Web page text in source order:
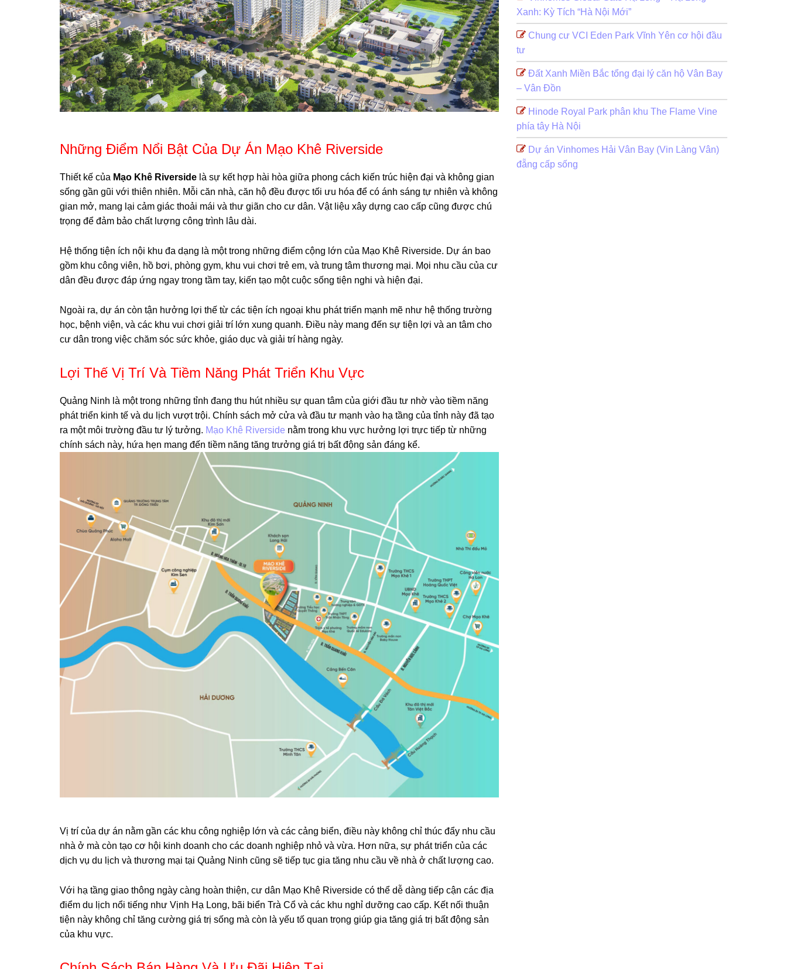
Những Điểm Nổi Bật Của Dự Án Mạo Khê Riverside
Thiết kế của Mạo Khê Riverside là sự kết hợp hài hòa giữa phong cách kiến trúc hiện đại và không gian
sống gần gũi với thiên nhiên. Mỗi căn nhà, căn hộ đều được tối ưu hóa để có ánh sáng tự nhiên và không
gian mở, mang lại cảm giác thoải mái và thư giãn cho cư dân. Vật liệu xây dựng cao cấp cũng được chú
trọng để đảm bảo chất lượng công trình lâu dài.
Hệ thống tiện ích nội khu đa dạng là một trong những điểm cộng lớn của Mạo Khê Riverside. Dự án bao
gồm khu công viên, hồ bơi, phòng gym, khu vui chơi trẻ em, và trung tâm thương mại. Mọi nhu cầu của cư
dân đều được đáp ứng ngay trong tầm tay, kiến tạo một cuộc sống tiện nghi và hiện đại.
Ngoài ra, dự án còn tận hưởng lợi thế từ các tiện ích ngoại khu phát triển mạnh mẽ như hệ thống trường
học, bệnh viện, và các khu vui chơi giải trí lớn xung quanh. Điều này mang đến sự tiện lợi và an tâm cho
cư dân trong việc chăm sóc sức khỏe, giáo dục và giải trí hàng ngày.
Lợi Thế Vị Trí Và Tiềm Năng Phát Triển Khu Vực
Quảng Ninh là một trong những tỉnh đang thu hút nhiều sự quan tâm của giới đầu tư nhờ vào tiềm năng
phát triển kinh tế và du lịch vượt trội. Chính sách mở cửa và đầu tư mạnh vào hạ tầng của tỉnh này đã tạo
ra một môi trường đầu tư lý tưởng. Mạo Khê Riverside nằm trong khu vực hưởng lợi trực tiếp từ những
chính sách này, hứa hẹn mang đến tiềm năng tăng trưởng giá trị bất động sản đáng kể.
Vị trí của dự án nằm gần các khu công nghiệp lớn và các cảng biển, điều này không chỉ thúc đẩy nhu cầu
nhà ở mà còn tạo cơ hội kinh doanh cho các doanh nghiệp nhỏ và vừa. Hơn nữa, sự phát triển của các
dịch vụ du lịch và thương mại tại Quảng Ninh cũng sẽ tiếp tục gia tăng nhu cầu về nhà ở chất lượng cao.
Với hạ tầng giao thông ngày càng hoàn thiện, cư dân Mạo Khê Riverside có thể dễ dàng tiếp cận các địa
điểm du lịch nổi tiếng như Vịnh Hạ Long, bãi biển Trà Cổ và các khu nghỉ dưỡng cao cấp. Kết nối thuận
tiện này không chỉ tăng cường giá trị sống mà còn là yếu tố quan trọng giúp gia tăng giá trị bất động sản
của khu vực.
Xanh: Kỳ Tích “Hà Nội Mới”
Chung cư VCI Eden Park Vĩnh Yên cơ hội đầu
tư
Đất Xanh Miền Bắc tổng đại lý căn hộ Vân Bay
– Vân Đồn
Hinode Royal Park phân khu The Flame Vine
phía tây Hà Nội
Dự án Vinhomes Hải Vân Bay (Vin Làng Vân)
đẵng cấp sống